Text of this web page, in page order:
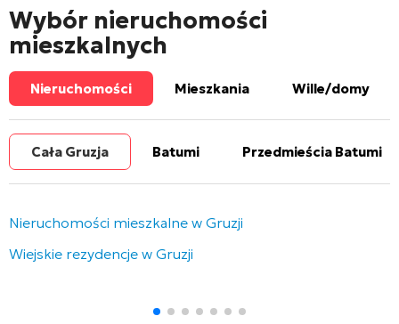
Wybór nieruchomości
mieszkalnych
Nieruchomości Mieszkania Wille/domy
Cała Gruzja Batumi Przedmieścia Batumi
Nieruchomości mieszkalne w Gruzji
Wiejskie rezydencje w Gruzji